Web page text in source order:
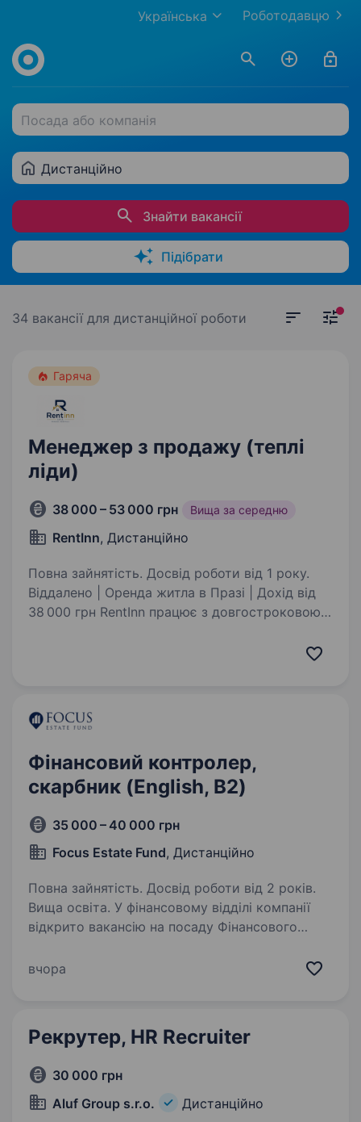
Роботодавцю
Українська
Посада або компанія
Дистанційно
Знайти вакансії
Підібрати
34 вакансії для дистанційної роботи
Гаряча
Менеджер з продажу (теплі
ліди)
38 000 – 53 000 грн Вища за середню
RentInn, Дистанційно
Повна зайнятість. Досвід роботи від 1 року.
Віддалено | Оренда житла в Празі | Дохід вiд
38 000 грн RentInn працює з довгостроковою
Фінансовий контролер,
скарбник (English, B2)
35 000 – 40 000 грн
Focus Estate Fund, Дистанційно
Повна зайнятість. Досвід роботи від 2 років.
Вища освіта. У фінансовому відділі компанії
відкрито вакансію на посаду Фінансового
залучення інвестицій, підбір об'єктів
вчора
Рекрутер, HR Recruiter
30 000 грн
Aluf Group s.r.o.
Дистанційно